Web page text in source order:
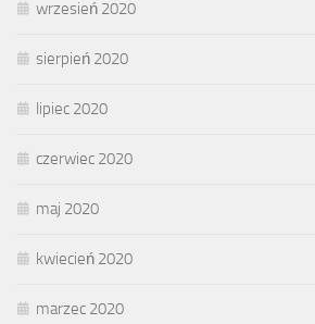
wrzesień 2020
sierpień 2020
lipiec 2020
czerwiec 2020
maj 2020
kwiecień 2020
marzec 2020